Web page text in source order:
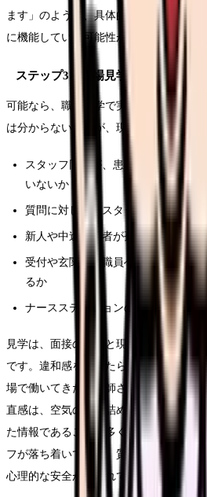
ます」のように、具体的なフローを説
に機能している可能性が高いと考えられ
ステップ3：職場見学で空気と人の
可能なら、職場見学で実際の雰囲気を
は分からないことが、現場には表れます
スタッフ同士が、患者さんやほかの
いないか
質問に対して、スタッフが委縮せず
新人や中途入職者が孤立せず、声を
受付や玄関に、職員への迷惑行為に
るか
ナースステーションの雰囲気が、ピ
見学は、面接の答えと現場の実態が一
です。違和感を覚えたら、その感覚も
場で働いてきた看護師さんの「なんと
直感は、空気の張り詰め方やスタッフ
た情報であることが多く、軽視できま
フが落ち着いて働き、質問にも自分の言
心理的な安全が保たれているサインと考